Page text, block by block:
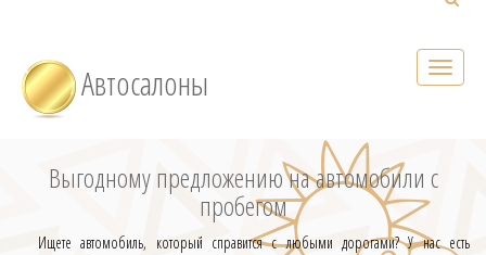
Автосалоны
Выгодному предложению на автомобили с
пробегом
Ищете автомобиль, который справится с любыми дорогами? У нас есть